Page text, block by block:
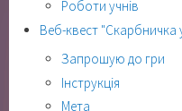
Роботи учнів
Веб-квест "Скарбничка
Запрошую до гри
Інструкція
Мета